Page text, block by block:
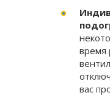
время
вас